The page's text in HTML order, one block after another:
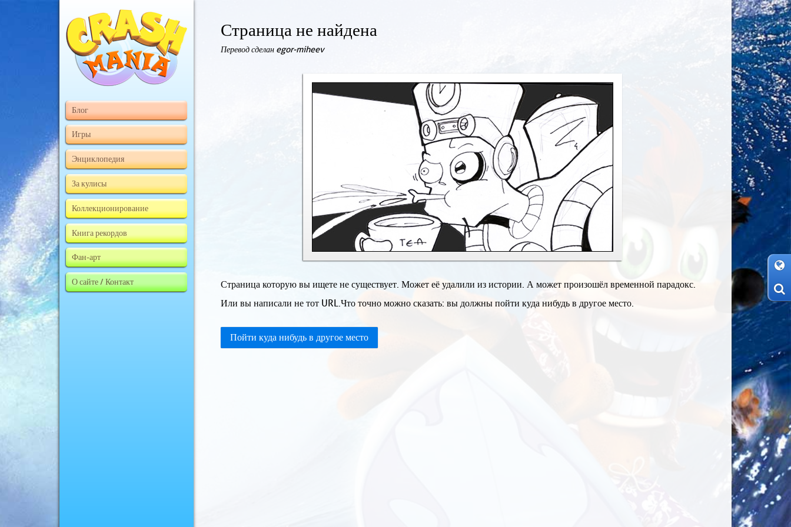
Блог
Игры
Энциклопедия
За кулисы
Коллекционирование
Книга рекордов
Фан-арт
О сайте / Контакт
Страница не найдена
Перевод сделан egor-miheev
Страница которую вы ищете не существует. Может её удалили из истории. А может произошёл временной парадокс.
Или вы написали не тот URL.Что точно можно сказать: вы должны пойти куда нибудь в другое место.
Пойти куда нибудь в другое место